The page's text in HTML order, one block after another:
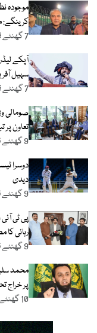
موجودہ
7 گھنٹے قبل
سہیل
7 گھنٹے قبل
صومالی
تعاون پر
9 گھنٹے قبل
دیدی
9 گھنٹے قبل
پی ٹی
رہائی کا
9 گھنٹے قبل
محمد
پر خراج
10 گھنٹے قبل